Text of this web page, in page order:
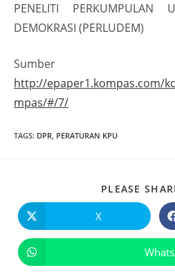
PENELITI PERKUMPULAN
DEMOKRASI (PERLUDEM)
http://epaper1.kompas.com/
mpas/#/7/
TAGS: DPR, PERATURAN KPU
PLEASE
X